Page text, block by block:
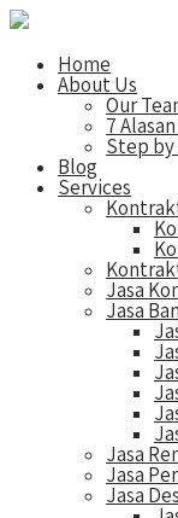
Home
About Us
Our
7
Step
Blog
Services
Jasa
Jasa
Jasa
Jasa
Jasa